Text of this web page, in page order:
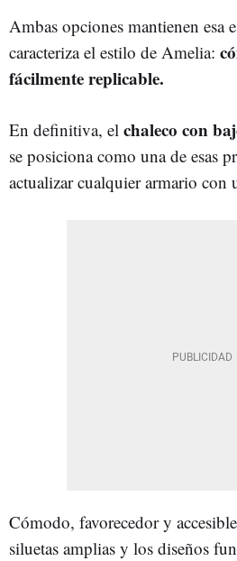
Ambas opciones mantienen esa
caracteriza el estilo de Amelia:
fácilmente replicable.
En definitiva, el chaleco con
se posiciona como una de esas
actualizar cualquier armario con
Cómodo, favorecedor y
siluetas amplias y los diseños